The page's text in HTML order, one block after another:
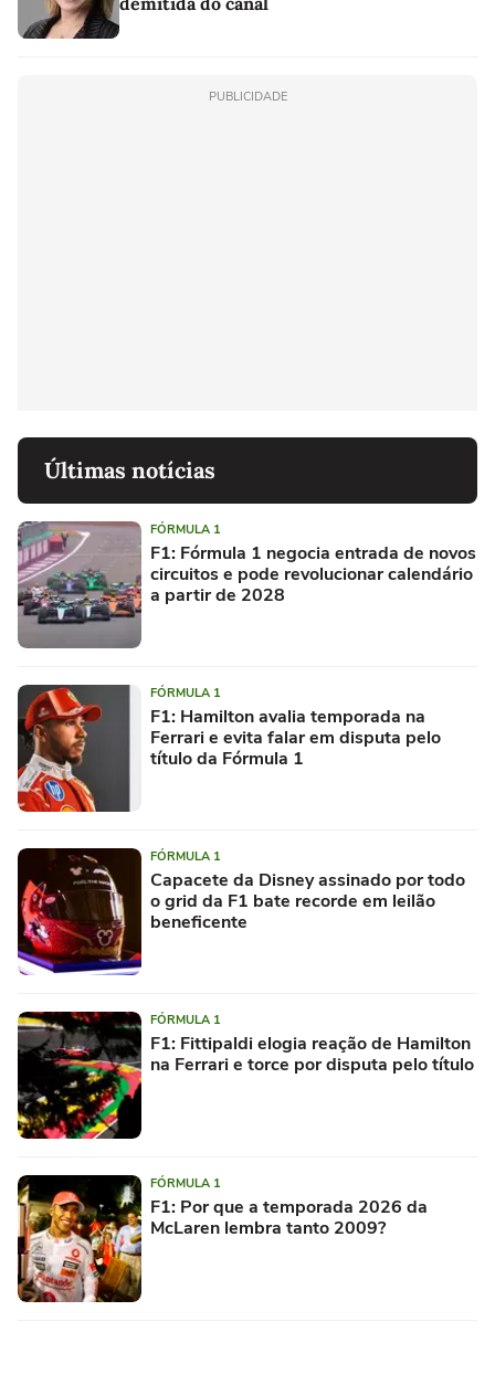
PUBLICIDADE
Últimas notícias
FÓRMULA 1
F1: Fórmula 1 negocia entrada de novos
circuitos e pode revolucionar calendário
a partir de 2028
FÓRMULA 1
F1: Hamilton avalia temporada na
Ferrari e evita falar em disputa pelo
título da Fórmula 1
FÓRMULA 1
Capacete da Disney assinado por todo
o grid da F1 bate recorde em leilão
beneficente
FÓRMULA 1
F1: Fittipaldi elogia reação de Hamilton
na Ferrari e torce por disputa pelo título
FÓRMULA 1
F1: Por que a temporada 2026 da
McLaren lembra tanto 2009?